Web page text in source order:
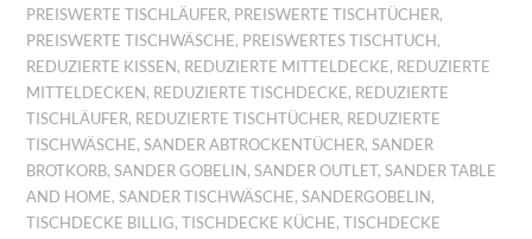
PREISWERTE TISCHLÄUFER, PREISWERTE TISCHTÜCHER,
PREISWERTE TISCHWÄSCHE, PREISWERTES TISCHTUCH ,
REDUZIERTE KISSEN , REDUZIERTE MITTELDECKE, REDUZIERTE
MITTELDECKEN , REDUZIERTE TISCHDECKE, REDUZIERTE
TISCHLÄUFER, REDUZIERTE TISCHTÜCHER, REDUZIERTE
TISCHWÄSCHE,SANDER ABTROCKENTÜCHER,SANDER
BROTKORB,SANDER GOBELIN ,SANDER OUTLET,SANDER TABLE
AND HOME,SANDER TISCHWÄSCHE,SANDERGOBELIN ,
TISCHDECKE BILLIG,TISCHDECKE KÜCHE,TISCHDECKE